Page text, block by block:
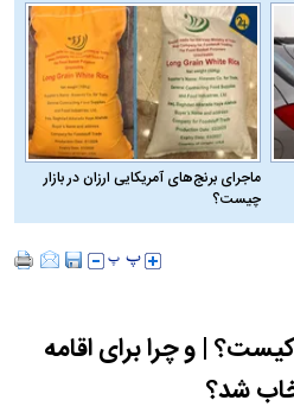
ماجرای برنج‌های آمریکایی ارزان در بازار
چیست؟
| و چرا برای اقامه
شد؟